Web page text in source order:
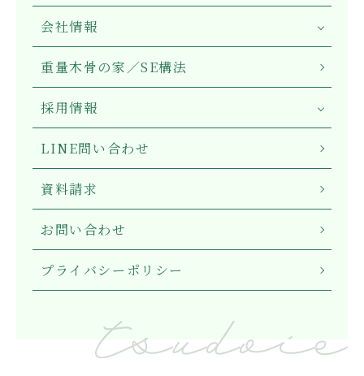
会社情報
重量木骨の家／SE構法
採用情報
LINE問い合わせ
資料請求
お問い合わせ
プライバシーポリシー